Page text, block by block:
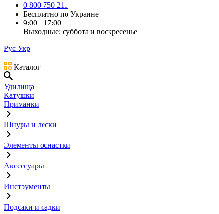
0 800 750 211
Бесплатно по Украине
9:00 - 17:00
Выходные: суббота и воскресенье
Рус Укр
Каталог
Удилища
Катушки
Приманки
Шнуры и лески
Элементы оснастки
Аксессуары
Инструменты
Подсаки и садки